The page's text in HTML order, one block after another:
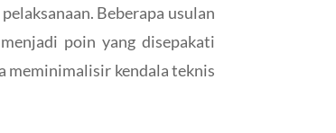
Beberapa usulan
poin yang disepakati
meminimalisir kendala teknis